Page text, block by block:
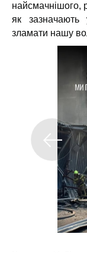
найсмачнішого,
як зазначають
зламати нашу